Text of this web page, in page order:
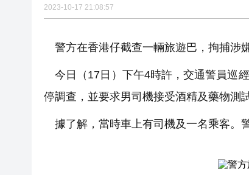
2023-10-17 21:08:57
警方在香港仔截查一輛旅遊巴，拘捕涉
今日（17日）下午4時許，交通警員巡
停調查，並要求男司機接受酒精及藥物測
據了解，當時車上有司機及一名乘客。